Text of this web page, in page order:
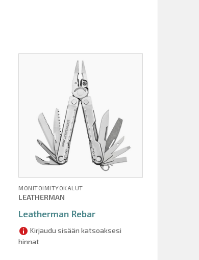
MONITOIMITYÖKALUT
LEATHERMAN
Leatherman Rebar
Kirjaudu sisään katsoaksesi
hinnat